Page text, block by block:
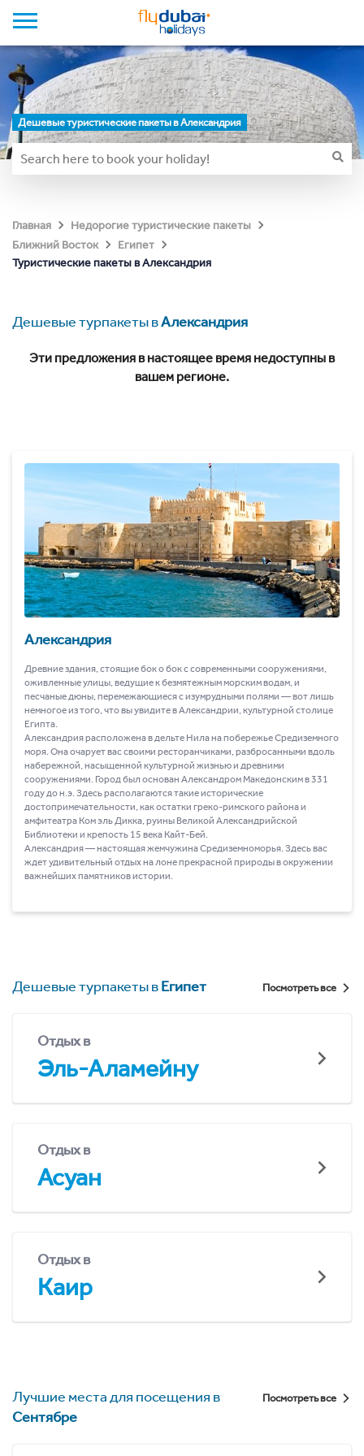
Дешевые туристические пакеты в Александрия
Главная
Недорогие туристические пакеты
Ближний Восток
Египет
Туристические пакеты в Александрия
Дешевые турпакеты вАлександрия
Эти предложения в настоящее время недоступны в
вашем регионе.
Александрия
Древние здания, стоящие бок о бок с современными сооружениями,
оживленные улицы, ведущие к безмятежным морским водам, и
песчаные дюны, перемежающиеся с изумрудными полями ― вот лишь
немногое из того, что вы увидите в Александрии, культурной столице
Египта.
Александрия расположена в дельте Нила на побережье Средиземного
моря. Она очарует вас своими ресторанчиками, разбросанными вдоль
набережной, насыщенной культурной жизнью и древними
сооружениями. Город был основан Александром Македонским в 331
году до н.э. Здесь располагаются такие исторические
достопримечательности, как остатки греко-римского района и
амфитеатра Ком эль Дикка, руины Великой Александрийской
Библиотеки и крепость 15 века Кайт-Бей.
Александрия ― настоящая жемчужина Средиземноморья. Здесь вас
ждет удивительный отдых на лоне прекрасной природы в окружении
важнейших памятников истории.
Дешевые турпакеты вЕгипет Посмотреть все
Отдых в
Эль-Аламейну
Отдых в
Асуан
Отдых в
Каир
Лучшие места для посещения в
Сентябре
Посмотреть все